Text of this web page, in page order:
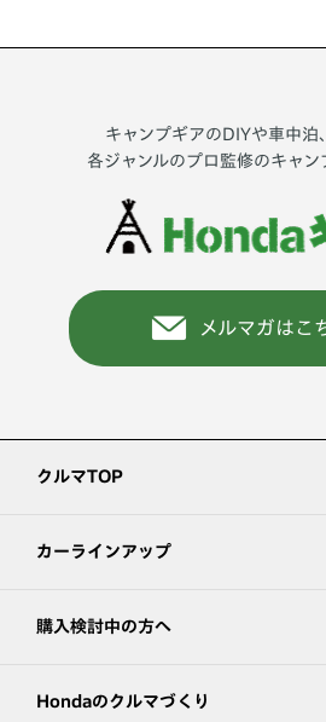
キャンプギアのDIYや車中泊
各ジャンルのプロ監修のキャン
メルマガはこ
クルマTOP
カーラインアップ
購入検討中の方へ
Hondaのクルマづくり